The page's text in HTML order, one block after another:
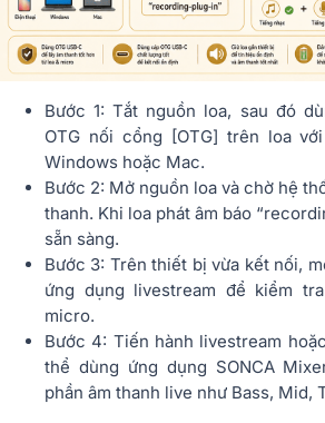
Bước 1: Tắt nguồn loa, sau đó
OTG nối cổng [OTG] trên loa
Windows hoặc Mac.
Bước 2: Mở nguồn loa và chờ hệ
thanh. Khi loa phát âm báo
sẵn sàng.
Bước 3: Trên thiết bị vừa kết nối,
ứng dụng livestream để kiểm
micro.
Bước 4: Tiến hành livestream
thể dùng ứng dụng SONCA
phần âm thanh live như Bass, Mid,